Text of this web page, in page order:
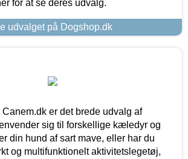
for at se deres udvalg.
udvalget på Dogshop.dk
er det brede udvalg af
sig til forskellige kæledyr og
din hund af sart mave, eller har du
og multifunktionelt aktivitetslegetøj,